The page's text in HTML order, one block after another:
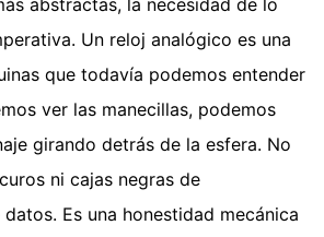
abstractas, la necesidad de lo
Un reloj analógico es una
que todavía podemos entender
ver las manecillas, podemos
girando detrás de la esfera. No
ni cajas negras de
Es una honestidad mecánica